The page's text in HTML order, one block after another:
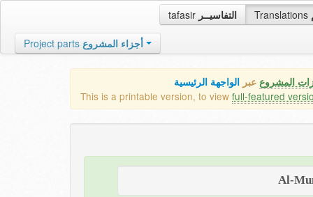
tafasir التفاسيــر Translations
Project parts أجزاء المشروع
المشروع عبر الواجهة الرئيسية
This is a printable version, to view full-featured